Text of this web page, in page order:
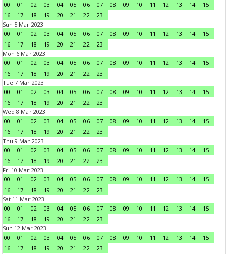
00
01 02 03 04 05 06 07 08 09 10 11 12 13 14
15
16
17 18 19 20 21 22
23
Sun 5 Mar 2023
00
01 02 03 04 05 06 07 08 09 10 11 12 13 14
15
16
17 18 19 20 21 22
23
Mon 6 Mar 2023
00
01 02 03 04 05 06 07 08 09 10 11 12 13 14
15
16
17 18 19 20 21 22
23
Tue 7 Mar 2023
00
01 02 03 04 05 06 07 08 09 10 11 12 13 14
15
16
17 18 19 20 21 22
23
Wed 8 Mar 2023
00
01 02 03 04 05 06 07 08 09 10 11 12 13 14
15
16
17 18 19 20 21 22
23
Thu 9 Mar 2023
00
01 02 03 04 05 06 07 08 09 10 11 12 13 14
15
16
17 18 19 20 21 22
23
Fri 10 Mar 2023
00
01 02 03 04 05 06 07 08 09 10 11 12 13 14
15
16
17 18 19 20 21 22
23
Sat 11 Mar 2023
00
01 02 03 04 05 06 07 08 09 10 11 12 13 14
15
16
17 18 19 20 21 22
23
Sun 12 Mar 2023
00
01 02 03 04 05 06 07 08 09 10 11 12 13 14
15
16
17 18 19 20 21 22
23